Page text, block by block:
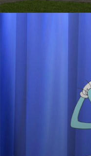
MA RETRAITE